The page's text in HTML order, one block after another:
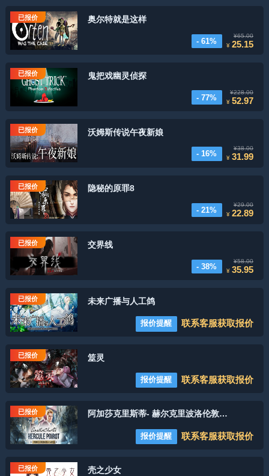
已报价 奥尔特就是这样
- 61%
¥65.00
¥25.15
已报价 鬼把戏幽灵侦探
- 77%
¥228.00
¥52.97
已报价 沃姆斯传说午夜新娘
- 16%
¥38.00
¥31.99
已报价 隐秘的原罪8
- 21%
¥29.00
¥22.89
已报价 交界线
- 38%
¥58.00
¥35.95
已报价 未来广播与人工鸽
报价提醒 联系客服获取报价
已报价 筮灵
报价提醒 联系客服获取报价
已报价 阿加莎克里斯蒂- 赫尔克里波洛伦敦案件
报价提醒 联系客服获取报价
已报价 壳之少女